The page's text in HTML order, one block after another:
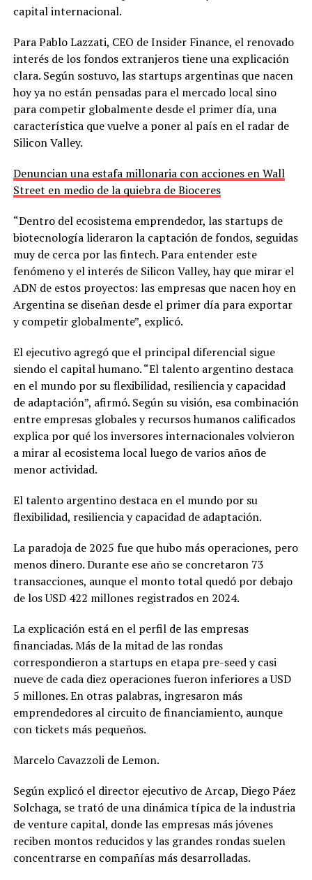
capital internacional.
Para Pablo Lazzati, CEO de Insider Finance, el renovado
interés de los fondos extranjeros tiene una explicación
clara. Según sostuvo, las startups argentinas que nacen
hoy ya no están pensadas para el mercado local sino
para competir globalmente desde el primer día, una
característica que vuelve a poner al país en el radar de
Silicon Valley.
Denuncian una estafa millonaria con acciones en Wall
Street en medio de la quiebra de Bioceres
“Dentro del ecosistema emprendedor, las startups de
biotecnología lideraron la captación de fondos, seguidas
muy de cerca por las fintech. Para entender este
fenómeno y el interés de Silicon Valley, hay que mirar el
ADN de estos proyectos: las empresas que nacen hoy en
Argentina se diseñan desde el primer día para exportar
y competir globalmente”, explicó.
El ejecutivo agregó que el principal diferencial sigue
siendo el capital humano. “El talento argentino destaca
en el mundo por su flexibilidad, resiliencia y capacidad
de adaptación”, afirmó. Según su visión, esa combinación
entre empresas globales y recursos humanos calificados
explica por qué los inversores internacionales volvieron
a mirar al ecosistema local luego de varios años de
menor actividad.
El talento argentino destaca en el mundo por su
flexibilidad, resiliencia y capacidad de adaptación.
La paradoja de 2025 fue que hubo más operaciones, pero
menos dinero. Durante ese año se concretaron 73
transacciones, aunque el monto total quedó por debajo
de los USD 422 millones registrados en 2024.
La explicación está en el perfil de las empresas
financiadas. Más de la mitad de las rondas
correspondieron a startups en etapa pre-seed y casi
nueve de cada diez operaciones fueron inferiores a USD
5 millones. En otras palabras, ingresaron más
emprendedores al circuito de financiamiento, aunque
con tickets más pequeños.
Marcelo Cavazzoli de Lemon.
Según explicó el director ejecutivo de Arcap, Diego Páez
Solchaga, se trató de una dinámica típica de la industria
de venture capital, donde las empresas más jóvenes
reciben montos reducidos y las grandes rondas suelen
concentrarse en compañías más desarrolladas.